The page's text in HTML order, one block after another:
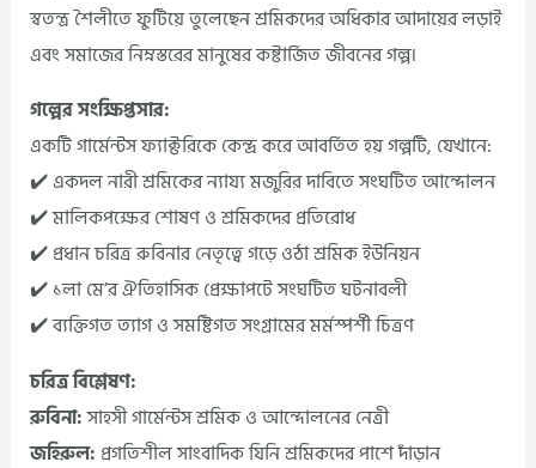
স্বতন্ত্র শৈলীতে ফুটিয়ে তুলেছেন শ্রমিকদের অধিকার আদায়ের লড়াই
এবং সমাজের নিম্নস্তরের মানুষের কষ্টার্জিত জীবনের গল্প।
গল্পের সংক্ষিপ্তসার:
একটি গার্মেন্টস ফ্যাক্টরিকে কেন্দ্র করে আবর্তিত হয় গল্পটি, যেখানে:
✔️ একদল নারী শ্রমিকের ন্যায্য মজুরির দাবিতে সংঘটিত আন্দোলন
✔️ মালিকপক্ষের শোষণ ও শ্রমিকদের প্রতিরোধ
✔️ প্রধান চরিত্র রুবিনার নেতৃত্বে গড়ে ওঠা শ্রমিক ইউনিয়ন
✔️ ১লা মে’র ঐতিহাসিক প্রেক্ষাপটে সংঘটিত ঘটনাবলী
✔️ ব্যক্তিগত ত্যাগ ও সমষ্টিগত সংগ্রামের মর্মস্পর্শী চিত্রণ
চরিত্র বিশ্লেষণ:
রুবিনা:সাহসী গার্মেন্টস শ্রমিক ও আন্দোলনের নেত্রী
জহিরুল: প্রগতিশীল সাংবাদিক যিনি শ্রমিকদের পাশে দাঁড়ান